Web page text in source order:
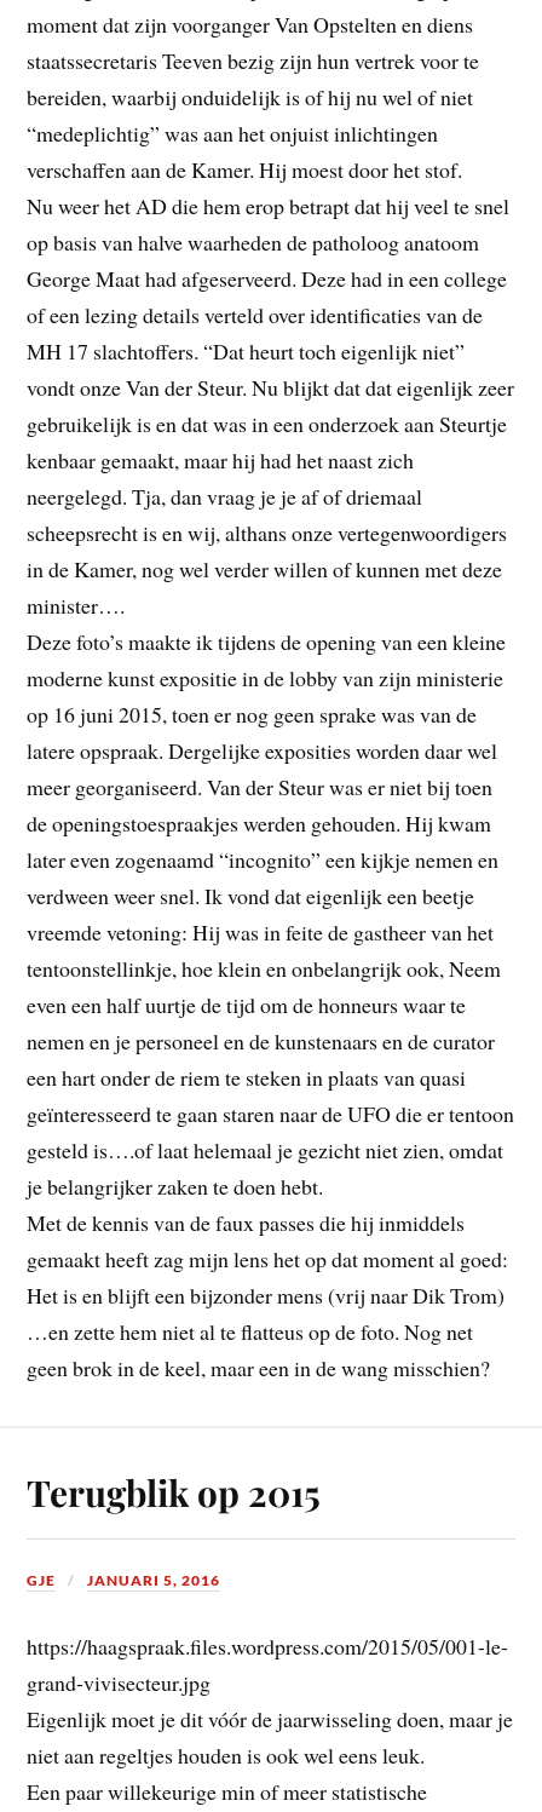
moment dat zijn voorganger Van Opstelten en diens
staatssecretaris Teeven bezig zijn hun vertrek voor te
bereiden, waarbij onduidelijk is of hij nu wel of niet
“medeplichtig” was aan het onjuist inlichtingen
verschaffen aan de Kamer. Hij moest door het stof.
Nu weer het AD die hem erop betrapt dat hij veel te snel
op basis van halve waarheden de patholoog anatoom
George Maat had afgeserveerd. Deze had in een college
of een lezing details verteld over identificaties van de
MH 17 slachtoffers. “Dat heurt toch eigenlijk niet”
vondt onze Van der Steur. Nu blijkt dat dat eigenlijk zeer
gebruikelijk is en dat was in een onderzoek aan Steurtje
kenbaar gemaakt, maar hij had het naast zich
neergelegd. Tja, dan vraag je je af of driemaal
scheepsrecht is en wij, althans onze vertegenwoordigers
in de Kamer, nog wel verder willen of kunnen met deze
minister….
Deze foto’s maakte ik tijdens de opening van een kleine
moderne kunst expositie in de lobby van zijn ministerie
op 16 juni 2015, toen er nog geen sprake was van de
latere opspraak. Dergelijke exposities worden daar wel
meer georganiseerd. Van der Steur was er niet bij toen
de openingstoespraakjes werden gehouden. Hij kwam
later even zogenaamd “incognito” een kijkje nemen en
verdween weer snel. Ik vond dat eigenlijk een beetje
vreemde vetoning: Hij was in feite de gastheer van het
tentoonstellinkje, hoe klein en onbelangrijk ook, Neem
even een half uurtje de tijd om de honneurs waar te
nemen en je personeel en de kunstenaars en de curator
een hart onder de riem te steken in plaats van quasi
geïnteresseerd te gaan staren naar de UFO die er tentoon
gesteld is….of laat helemaal je gezicht niet zien, omdat
je belangrijker zaken te doen hebt.
Met de kennis van de faux passes die hij inmiddels
gemaakt heeft zag mijn lens het op dat moment al goed:
Het is en blijft een bijzonder mens (vrij naar Dik Trom)
…en zette hem niet al te flatteus op de foto. Nog net
geen brok in de keel, maar een in de wang misschien?
Terugblik op 2015
GJE JANUARI 5, 2016
https://haagspraak.files.wordpress.com/2015/05/001-le-
grand-vivisecteur.jpg
Eigenlijk moet je dit vóór de jaarwisseling doen, maar je
niet aan regeltjes houden is ook wel eens leuk.
Een paar willekeurige min of meer statistische